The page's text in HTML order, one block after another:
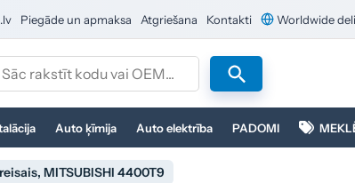
Piegāde un apmaksa Atgriešana Kontakti Worldwide
Auto ķīmija Auto elektrība PADOMI
MITSUBISHI 4400T9